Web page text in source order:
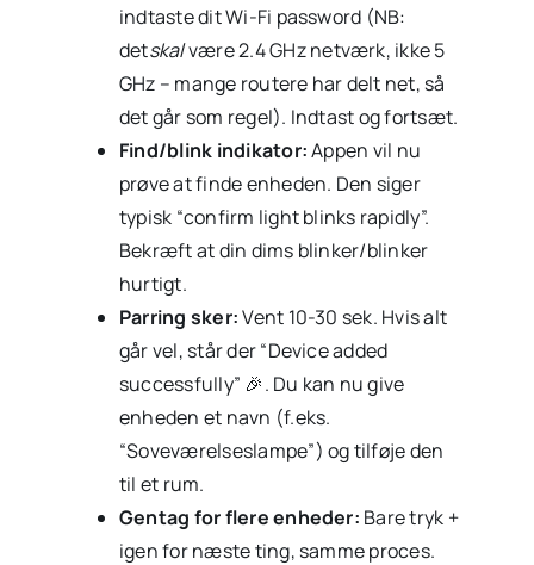
indtaste dit Wi-Fi password (NB:
detskalvære 2.4 GHz netværk, ikke 5
GHz – mange routere har delt net, så
det går som regel). Indtast og fortsæt.
Find/blink indikator:Appen vil nu
prøve at finde enheden. Den siger
typisk “confirm light blinks rapidly”.
Bekræft at din dims blinker/blinker
hurtigt.
Parring sker:Vent 10-30 sek. Hvis alt
går vel, står der “Device added
successfully” 🎉. Du kan nu give
enheden et navn (f.eks.
“Soveværelseslampe”) og tilføje den
til et rum.
Gentag for flere enheder: Bare tryk +
igen for næste ting, samme proces.